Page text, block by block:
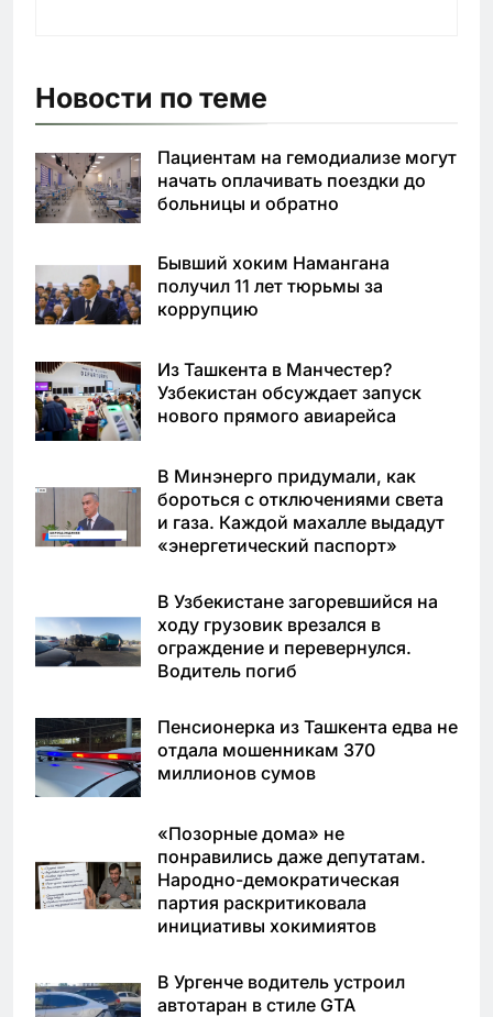
Новости по теме
Пациентам на гемодиализе могут
начать оплачивать поездки до
больницы и обратно
Бывший хоким Намангана
получил 11 лет тюрьмы за
коррупцию
Из Ташкента в Манчестер?
Узбекистан обсуждает запуск
нового прямого авиарейса
В Минэнерго придумали, как
бороться с отключениями света
и газа. Каждой махалле выдадут
«энергетический паспорт»
В Узбекистане загоревшийся на
ходу грузовик врезался в
ограждение и перевернулся.
Водитель погиб
Пенсионерка из Ташкента едва не
отдала мошенникам 370
миллионов сумов
«Позорные дома» не
понравились даже депутатам.
Народно-демократическая
партия раскритиковала
инициативы хокимиятов
В Ургенче водитель устроил
автотаран в стиле GTA